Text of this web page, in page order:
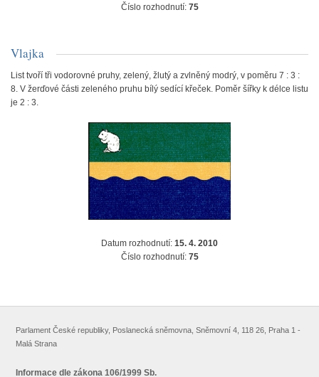
Číslo rozhodnutí: 75
Vlajka
List tvoří tři vodorovné pruhy, zelený, žlutý a zvlněný modrý, v poměru 7 : 3 :
8. V žerďové části zeleného pruhu bílý sedící křeček. Poměr šířky k délce listu
je 2 : 3.
Datum rozhodnutí: 15. 4. 2010
Číslo rozhodnutí: 75
Parlament České republiky, Poslanecká sněmovna, Sněmovní 4, 118 26, Praha 1 -
Malá Strana
Informace dle zákona 106/1999 Sb.